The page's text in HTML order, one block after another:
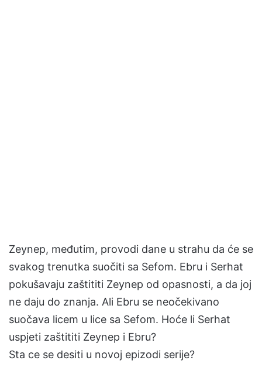
Zeynep, međutim, provodi dane u strahu da će se
svakog trenutka suočiti sa Sefom. Ebru i Serhat
pokušavaju zaštititi Zeynep od opasnosti, a da joj
ne daju do znanja. Ali Ebru se neočekivano
suočava licem u lice sa Sefom. Hoće li Serhat
uspjeti zaštititi Zeynep i Ebru?
Sta ce se desiti u novoj epizodi serije?